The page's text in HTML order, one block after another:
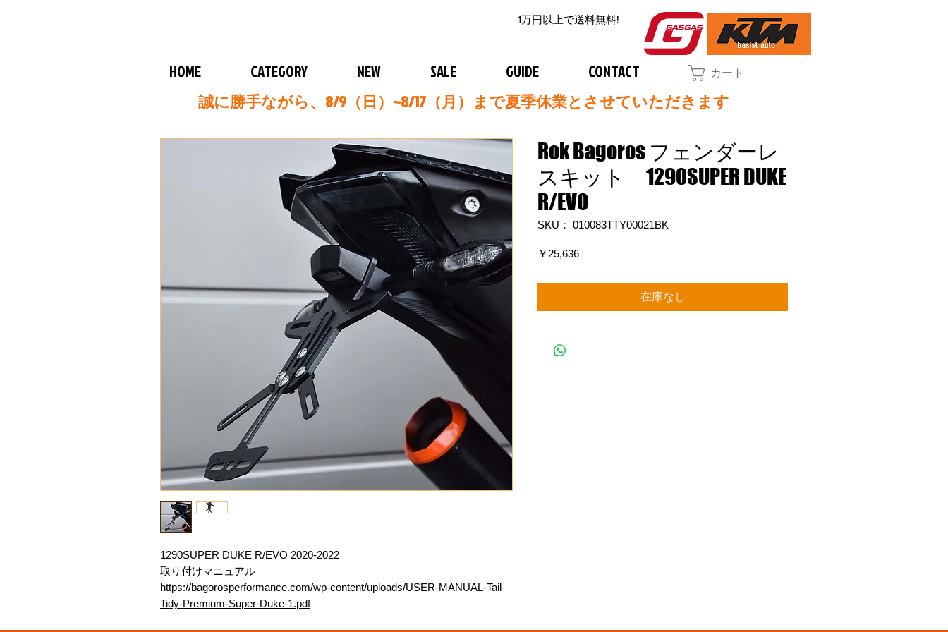
1万円以上で送料無料!
HOME CATEGORY NEW SALE GUIDE CONTACT カート
誠に勝手ながら、8/9（日）~8/17（月）まで夏季休業とさせていただきます
1290SUPER DUKE R/EVO 2020-2022
取り付けマニュアル
https://bagorosperformance.com/wp-content/uploads/USER-MANUAL-Tail-
Tidy-Premium-Super-Duke-1.pdf
Rok Bagoros フェンダーレ
スキット 1290SUPER DUKE
R/EVO
SKU： 010083TTY00021BK
￥25,636価
在庫なし